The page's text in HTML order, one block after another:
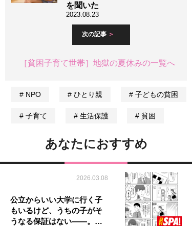
を聞いた
2023.08.23
次の記事
［貧困子育て世帯］地獄の夏休みの一覧へ
NPO ひとり親 子どもの貧困
子育て 生活保護 貧困
あなたにおすすめ
2026.03.08
公立からいい大学に行く子
もいるけど、うちの子がそ
うなる保証はない――。…